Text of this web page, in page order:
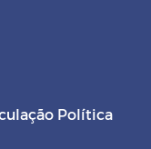
Política